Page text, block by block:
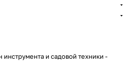
и садовой техники -